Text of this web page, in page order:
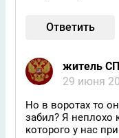
Ответить
житель
29 июня
Но в воротах то
забил? Я неплохо
которого у нас